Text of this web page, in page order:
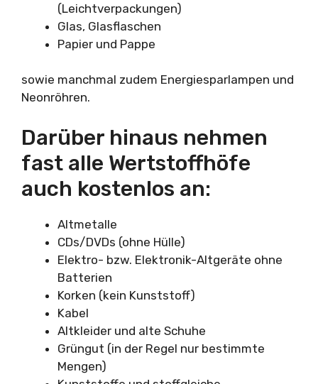
(Leichtverpackungen)
Glas, Glasflaschen
Papier und Pappe
sowie manchmal zudem Energiesparlampen und
Neonröhren.
Darüber hinaus nehmen
fast alle Wertstoffhöfe
auch kostenlos an:
Altmetalle
CDs/DVDs (ohne Hülle)
Elektro- bzw. Elektronik-Altgeräte ohne
Batterien
Korken (kein Kunststoff)
Kabel
Altkleider und alte Schuhe
Grüngut (in der Regel nur bestimmte
Mengen)